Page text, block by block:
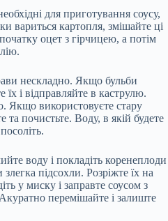
для приготування соусу,
вариться картопля, змішайте ці
оцет з гірчицею, а потім
нескладно. Якщо бульби
і відправляйте в каструлю.
Якщо використовуєте стару
та почистьте. Воду, в якій будете
воду і покладіть коренеплоди
підсохли. Розріжте їх на
у миску і заправте соусом з
перемішайте і залиште